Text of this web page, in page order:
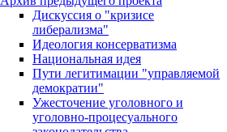
Дискуссия о "кризисе
либерализма"
Идеология консерватизма
Национальная идея
Пути легитимации "управляемой
демократии"
Ужесточение уголовного и
уголовно-процесуального